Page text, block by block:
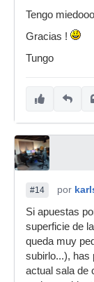
Tengo
Gracias !
Tungo
#14 por
Si apuestas
superficie de
queda muy
subirlo...), has
actual sala de